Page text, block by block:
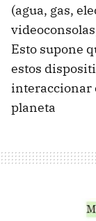
(agua, gas,
Esto supone
estos
interaccionar
planeta